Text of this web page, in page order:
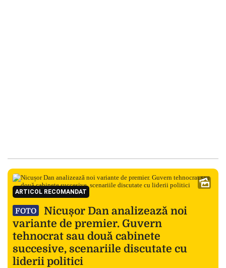
ARTICOL RECOMANDAT
FOTO
Nicușor Dan analizează noi
variante de premier. Guvern
tehnocrat sau două cabinete
succesive, scenariile discutate cu
liderii politici